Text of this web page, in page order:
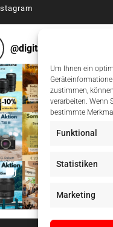
Um Ihnen ein
zustimmen,
verarbeiten. Wenn
bestimmte
Funktional
Statistiken
Marketing
@digitalcameragraz